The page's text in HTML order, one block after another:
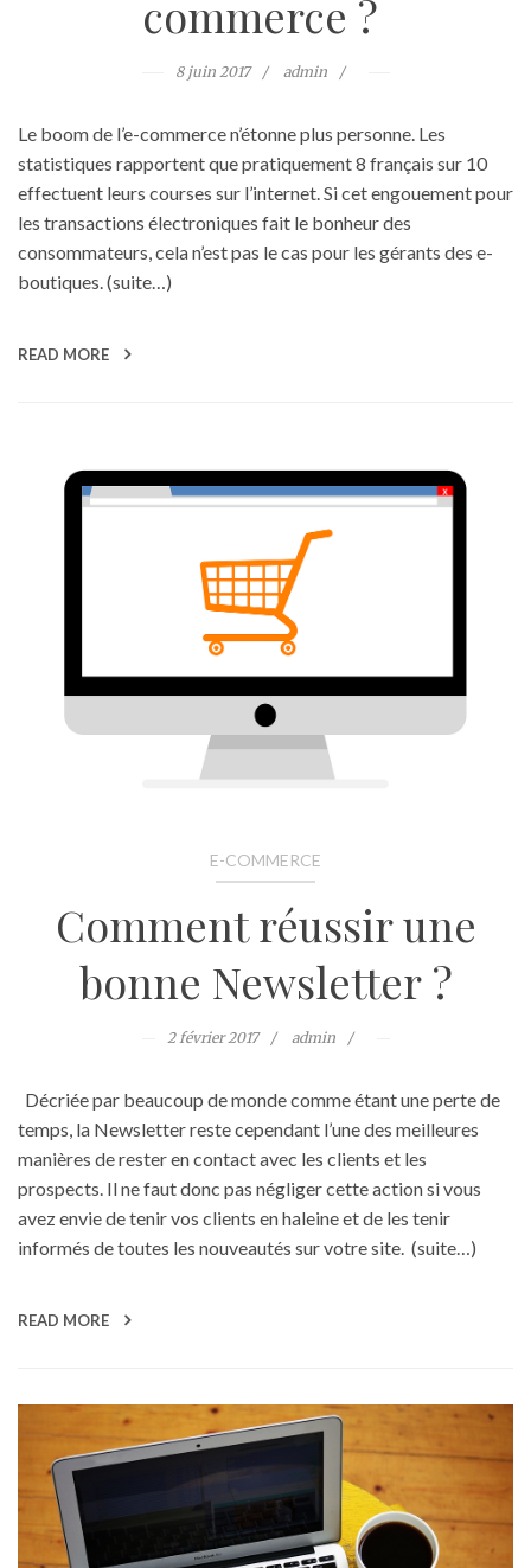
commerce ?
8 juin 2017 admin
Le boom de l’e-commerce n’étonne plus personne. Les
statistiques rapportent que pratiquement 8 français sur 10
effectuent leurs courses sur l’internet. Si cet engouement pour
les transactions électroniques fait le bonheur des
consommateurs, cela n’est pas le cas pour les gérants des e-
boutiques. (suite…)
READ MORE
E-COMMERCE
Comment réussir une
bonne Newsletter ?
2 février 2017 admin
Décriée par beaucoup de monde comme étant une perte de
temps, la Newsletter reste cependant l’une des meilleures
manières de rester en contact avec les clients et les
prospects. Il ne faut donc pas négliger cette action si vous
avez envie de tenir vos clients en haleine et de les tenir
informés de toutes les nouveautés sur votre site. (suite…)
READ MORE